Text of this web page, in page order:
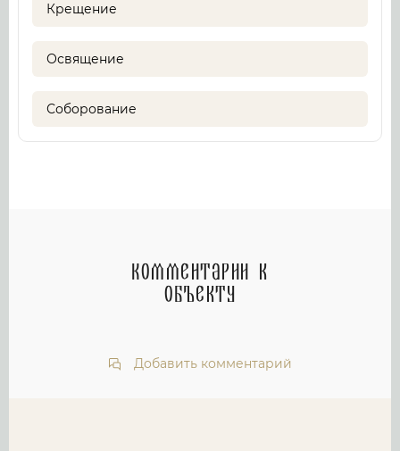
Крещение
Освящение
Соборование
Комментарии к
объекту
Добавить комментарий